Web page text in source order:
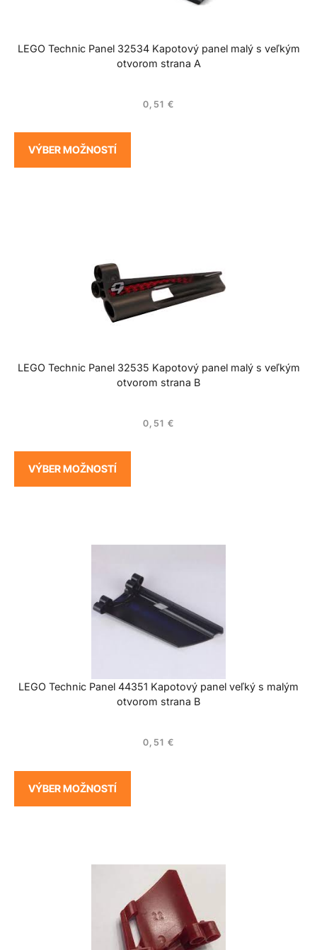
LEGO Technic Panel 32534 Kapotový panel malý s veľkým
otvorom strana A
0,51 €
VÝBER MOŽNOSTÍ
LEGO Technic Panel 32535 Kapotový panel malý s veľkým
otvorom strana B
0,51 €
VÝBER MOŽNOSTÍ
LEGO Technic Panel 44351 Kapotový panel veľký s malým
otvorom strana B
0,51 €
VÝBER MOŽNOSTÍ